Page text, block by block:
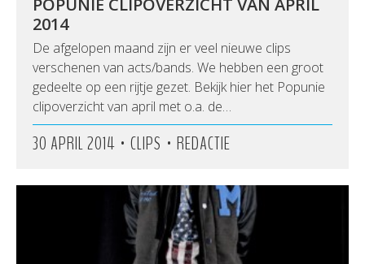
POPUNIE CLIPOVERZICHT VAN APRIL
2014
De afgelopen maand zijn er veel nieuwe clips
verschenen van acts/bands. We hebben een groot
gedeelte op een rijtje gezet. Bekijk hier het Popunie
clipoverzicht van april met o.a. de…
30 APRIL 2014 • CLIPS • REDACTIE